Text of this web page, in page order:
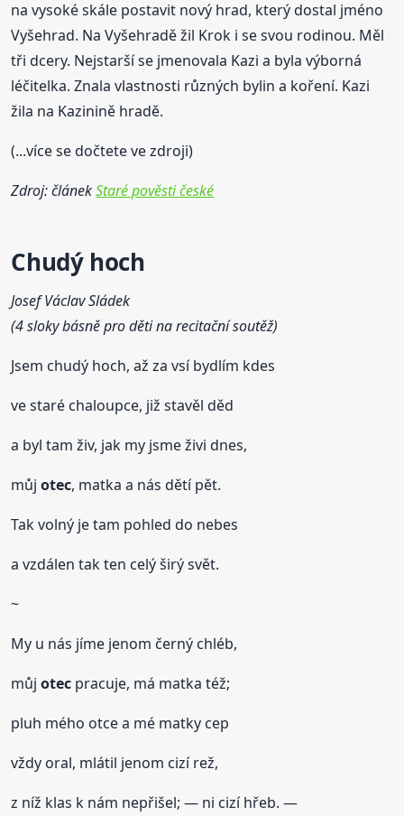
na vysoké skále postavit nový hrad, který dostal jméno
Vyšehrad. Na Vyšehradě žil Krok i se svou rodinou. Měl
tři dcery. Nejstarší se jmenovala Kazi a byla výborná
léčitelka. Znala vlastnosti různých bylin a koření. Kazi
žila na Kazinině hradě.
(...více se dočtete ve zdroji)
Zdroj: článekStaré pověsti české
Chudý hoch
Josef Václav Sládek
(4 sloky básně pro děti na recitační soutěž)
Jsem chudý hoch, až za vsí bydlím kdes
ve staré chaloupce, již stavěl děd
a byl tam živ, jak my jsme živi dnes,
můjotec, matka a nás dětí pět.
Tak volný je tam pohled do nebes
a vzdálen tak ten celý širý svět.
~
My u nás jíme jenom černý chléb,
můjotec pracuje, má matka též;
pluh mého otce a mé matky cep
vždy oral, mlátil jenom cizí rež,
z níž klas k nám nepřišel; — ni cizí hřeb. —